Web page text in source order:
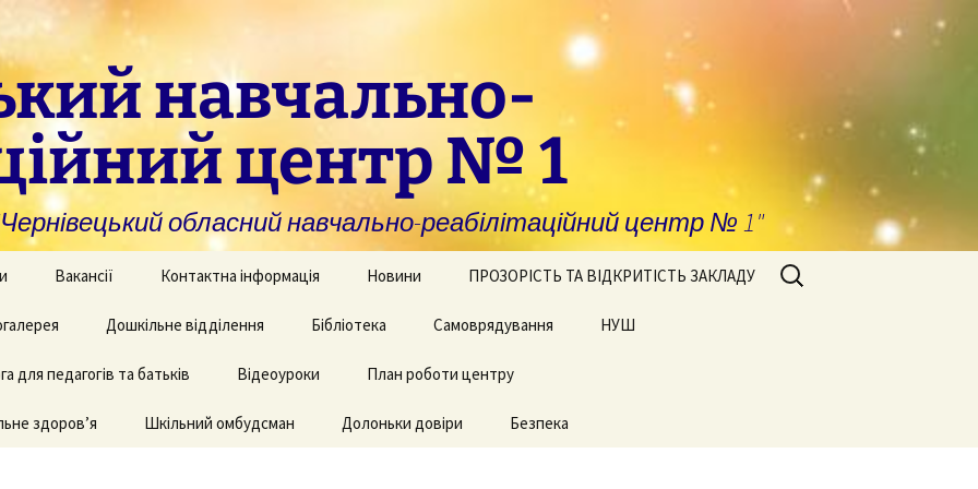
навчально-
центр № 1
обласний навчально-реабілітаційний центр № 1"
закладам із
та
навчання
послуги для
Вакансії Контактна інформація Новини ПРОЗОРІСТЬ ТА ВІДКРИТІСТЬ ЗАКЛАДУ
Запобігання та
виявлення корупції
Фінансова звітність
творчих робіт
приміщень
Дошкільне відділення
Рекомендації для
Бібліотека Самоврядування НУШ
для педагогів та батьків Відеоуроки План роботи центру
здоров’я Шкільний омбудсман Долоньки довіри Безпека
Пошук: